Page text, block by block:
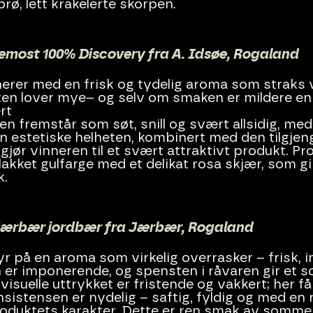
lett krakelerte skorpen.
100% Discovery fra A. Idsøe, Rogaland
med en frisk og tydelig aroma som straks
lover mye– og selv om smaken er mildere
fremstår som søt, snill og svært allsidig,
estetiske helheten, kombinert med den
gjør vinneren til et svært attraktivt produkt.
gulfarge med et delikat rosa skjær, som
jordbær fra Jærbær, Rogaland
på en aroma som virkelig overrasker – frisk,
imponerende, og spensten i råvaren gir et
uttrykket er fristende og vakkert; her
er nydelig – saftig, fyldig og med en